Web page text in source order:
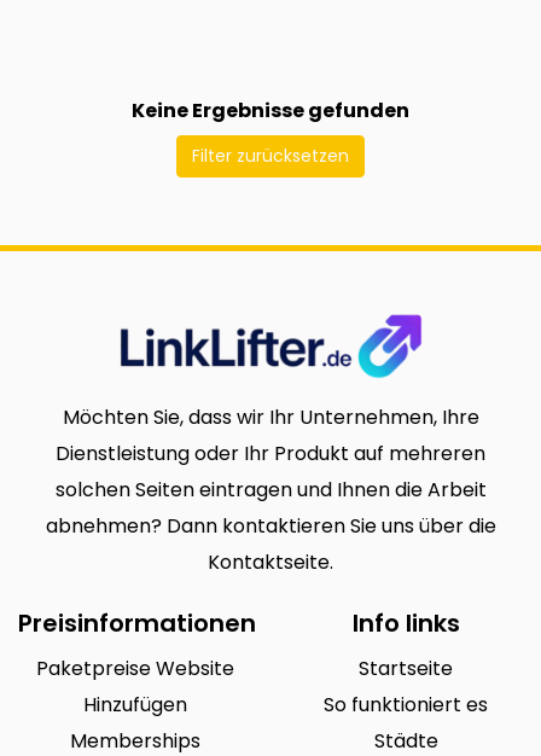
Keine Ergebnisse gefunden
Filter zurücksetzen
Möchten Sie, dass wir Ihr Unternehmen, Ihre
Dienstleistung oder Ihr Produkt auf mehreren
solchen Seiten eintragen und Ihnen die Arbeit
abnehmen? Dann kontaktieren Sie uns über die
Kontaktseite.
Preisinformationen
Paketpreise Website
Hinzufügen
Memberships
Info links
Startseite
So funktioniert es
Städte